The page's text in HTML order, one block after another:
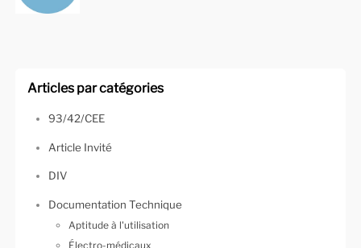
Articles par catégories
93/42/CEE
Article Invité
DIV
Documentation Technique
Aptitude à l'utilisation
Électro-médicaux